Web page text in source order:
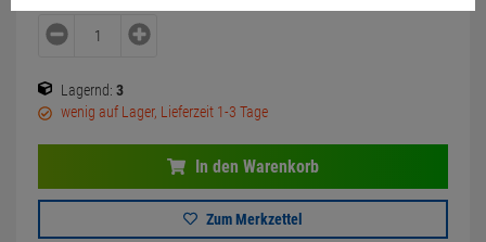
Lagernd: 3
wenig auf Lager, Lieferzeit 1-3 Tage
In den Warenkorb
Zum Merkzettel